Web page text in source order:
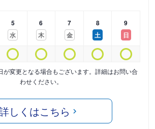
5
水
6
木
7
金
8
土
9
日
が変更となる場合もございます。詳細はお問い合
わせください。
しくはこちら